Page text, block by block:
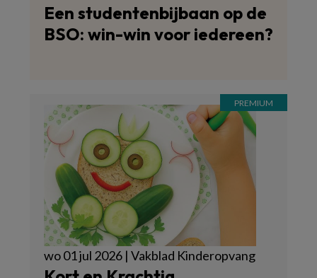
Een studentenbijbaan op de
BSO: win-win voor iedereen?
wo 01 jul 2026 | Vakblad Kinderopvang